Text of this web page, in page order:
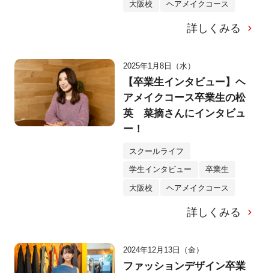
大阪校 ヘアメイクコース
詳しくみる
2025年1月8日（水）
【卒業生インタビュー】ヘ
アメイクコース卒業生の松
英 菜摘さんにインタビュ
ー！
スクールライフ
学生インタビュー 卒業生
大阪校 ヘアメイクコース
詳しくみる
2024年12月13日（金）
ファッションデザイン卒業